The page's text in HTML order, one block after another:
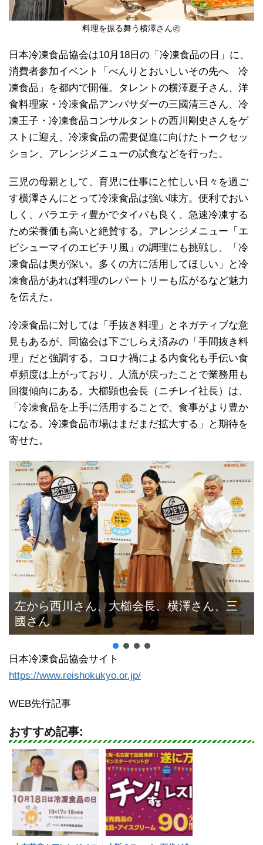
料理を振る舞う横澤さん㊨
日本冷凍食品協会は10月18日の「冷凍食品の日」に、
消費者参加イベント「べんりとおいしいその先へ 冷
凍食品」を都内で開催。タレントの横澤夏子さん、洋
食料理家・冷凍食品アンバサダーの三國清三さん、冷
凍王子・冷凍食品コンサルタントの西川剛史さんをゲ
ストに迎え、冷凍食品の需要促進に向けたトークセッ
ション、アレンジメニューの試食などを行った。
三児の母親として、育児に仕事にと忙しい日々を過ご
す横澤さんにとって冷凍食品は強い味方。便利でおい
しく、バラエティ豊かでタイパも良く、急速冷凍する
ため栄養価も高いと絶賛する。アレンジメニュー「エ
ビシューマイのエビチリ風」の調理にも挑戦し、「冷
凍食品は奥が深い。多くの方に活用してほしい」と冷
凍食品があれば料理のレパートリーも広がるなど魅力
を伝えた。
冷凍食品に対しては「手抜き料理」とネガティブな意
見もあるが、同協会は下ごしらえ済みの「手間抜き料
理」だと強調する。コロナ禍による内食化も手伝い食
卓頻度は上がっており、人流が戻ったことで業務用も
回復傾向にある。大櫛顕也会長（ニチレイ社長）は、
「冷凍食品を上手に活用することで、食事がより豊か
になる。冷凍食品市場はまだまだ拡大する」と期待を
寄せた。
左から西川さん、大櫛会長、横澤さん、三
國さん
日本冷凍食品協会サイト
https://www.reishokukyo.or.jp/
WEB先行記事
おすすめ記事: